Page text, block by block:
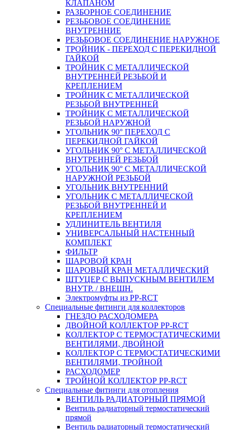
КЛАПАНОМ
РАЗБОРНОЕ СОЕДИНЕНИЕ
РЕЗЬБОВОЕ СОЕДИНЕНИЕ
ВНУТРЕННИЕ
РЕЗЬБОВОЕ СОЕДИНЕНИЕ НАРУЖНОЕ
ТРОЙНИК - ПЕРЕХОД С ПЕРЕКИДНОЙ
ГАЙКОЙ
ТРОЙНИК С МЕТАЛЛИЧЕСКОЙ
ВНУТРЕННЕЙ РЕЗЬБОЙ И
КРЕПЛЕНИЕМ
ТРОЙНИК С МЕТАЛЛИЧЕСКОЙ
РЕЗЬБОЙ ВНУТРЕННЕЙ
ТРОЙНИК С МЕТАЛЛИЧЕСКОЙ
РЕЗЬБОЙ НАРУЖНОЙ
УГОЛЬНИК 90° ПЕРЕХОД С
ПЕРЕКИДНОЙ ГАЙКОЙ
УГОЛЬНИК 90° С МЕТАЛЛИЧЕСКОЙ
ВНУТРЕННEЙ РЕЗЬБОЙ
УГОЛЬНИК 90° С МЕТАЛЛИЧЕСКОЙ
НАРУЖНОЙ РЕЗЬБОЙ
УГОЛЬНИК ВНУТРЕННИЙ
УГОЛЬНИК С МЕТАЛЛИЧЕСКОЙ
РЕЗЬБОЙ ВНУТРЕННЕЙ И
КРЕПЛЕНИЕМ
УДЛИНИТЕЛЬ ВЕНТИЛЯ
УНИВЕРСАЛЬНЫЙ НАСТЕННЫЙ
КОМПЛЕКТ
ФИЛЬТР
ШАРОВОЙ КРАН
ШАРОВЫЙ КРАН МЕТАЛЛИЧЕСКИЙ
ШТУЦЕР С ВЫПУСКНЫМ ВЕНТИЛЕМ
ВНУТР. / ВНЕШН.
Электромуфты из PP-RCT
Специальные фитинги для коллекторов
ГНЕЗДО РАСХОДОМЕРА
ДВОЙНОЙ КОЛЛЕКТОР PP-RCT
КОЛЛЕКТОР С ТЕРМОСТАТИЧЕСКИМИ
ВЕНТИЛЯМИ, ДВОЙНОЙ
КОЛЛЕКТОР С ТЕРМОСТАТИЧЕСКИМИ
ВЕНТИЛЯМИ, ТРОЙНОЙ
РАСХОДОМЕР
ТРОЙНОЙ КОЛЛЕКТОР PP-RCT
Специальные фитинги для отопления
ВЕНТИЛЬ РАДИАТОРНЫЙ ПРЯМОЙ
Вентиль радиаторный термостатический
прямой
Вентиль радиаторный термостатический